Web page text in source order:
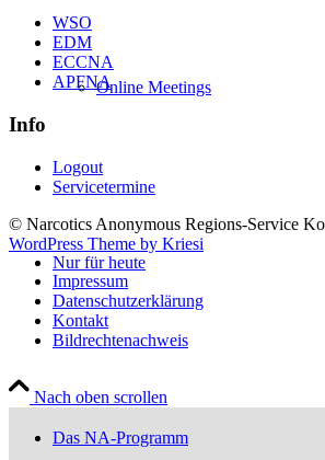
Online Meetings
Nur für heute
Das NA-Programm
WSO
EDM
ECCNA
APFNA
Info
Logout
Servicetermine
© Narcotics Anonymous Regions-Service
WordPress Theme by Kriesi
Impressum
Datenschutzerklärung
Kontakt
Bildrechtenachweis
Nach oben scrollen